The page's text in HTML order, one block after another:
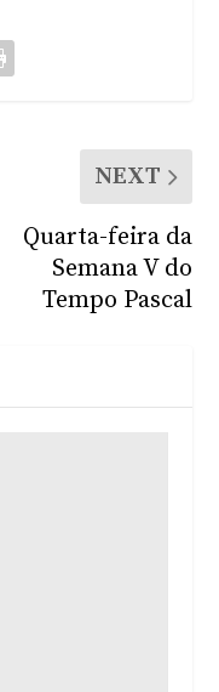
NEXT
Quarta-feira da
Semana V do
Tempo Pascal